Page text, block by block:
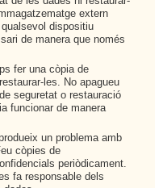
extern
dispositiu
de manera que només
fer una còpia de
les. No apagueu
seguretat o restauració
funcionar de manera
un problema amb
còpies de
periòdicament.
fa responsable dels